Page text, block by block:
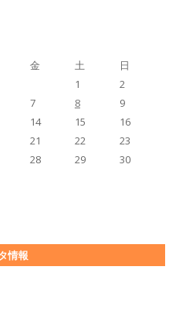
金 土 日
1
2
7 8
9
14 15
16
21 22
23
28 29
30
情報